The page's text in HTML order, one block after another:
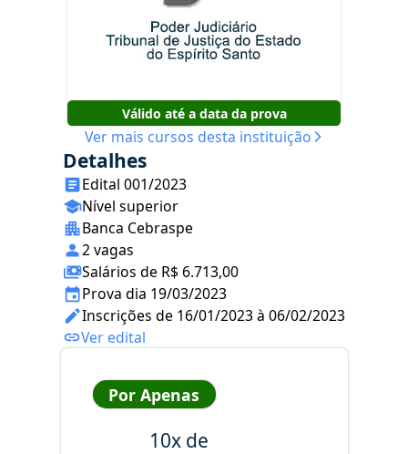
Válido até a data da prova
Ver mais cursos desta instituição
Detalhes
Edital 001/2023
Nível superior
Banca Cebraspe
2 vagas
Salários de R$ 6.713,00
Prova dia 19/03/2023
Inscrições de 16/01/2023 à 06/02/2023
Ver edital
Por Apenas
10x de